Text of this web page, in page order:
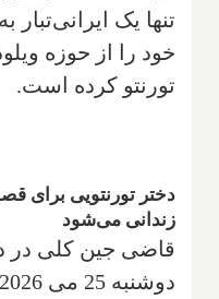
تنها یک ایرانی‌تبار
خود را از حوزه
تورنتو کرده است.
زندانی می‌شود
قاضی جین کلی در